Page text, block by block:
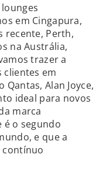
em Cingapura,
recente, Perth,
na Austrália,
trazer a
clientes em
Qantas, Alan Joyce,
ideal para novos
marca
o segundo
e que a
contínuo